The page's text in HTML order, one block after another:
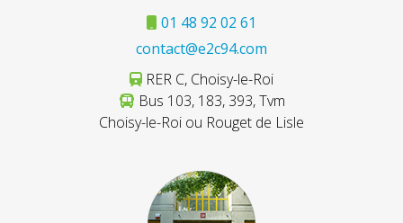
01 48 92 02 61
contact@e2c94.com
RER C, Choisy-le-Roi
Bus 103, 183, 393, Tvm
Choisy-le-Roi ou Rouget de Lisle